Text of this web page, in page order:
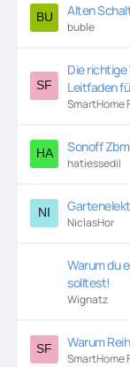
Alten
buble
Die richtige
Leitfaden
SmartHome
Sonoff
hatiessedil
NiclasHor
Warum du
solltest!
Wignatz
Warum
SmartHome